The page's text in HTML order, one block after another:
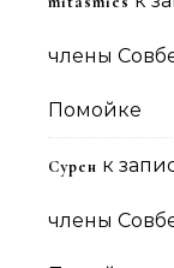
члены
Помойке
Сурен к
члены